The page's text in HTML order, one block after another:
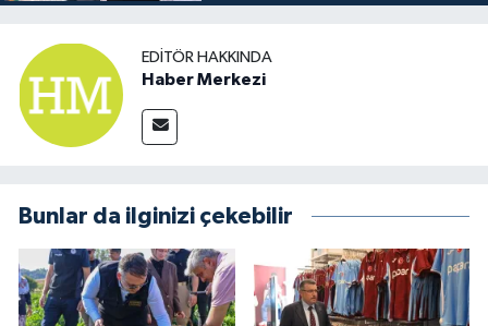
EDITÖR HAKKINDA
Haber Merkezi
Bunlar da ilginizi çekebilir